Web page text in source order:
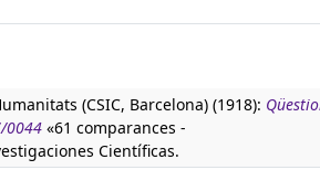
(CSIC, Barcelona) (1918):
0044 «61 comparances -
Científicas.